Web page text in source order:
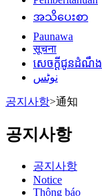
အသိပေးစာ
Paunawa
सूचना
សេចក្តីជូនដំណឹង
نوٹس
공지사항>通知
공지사항
공지사항
Notice
Thông báo